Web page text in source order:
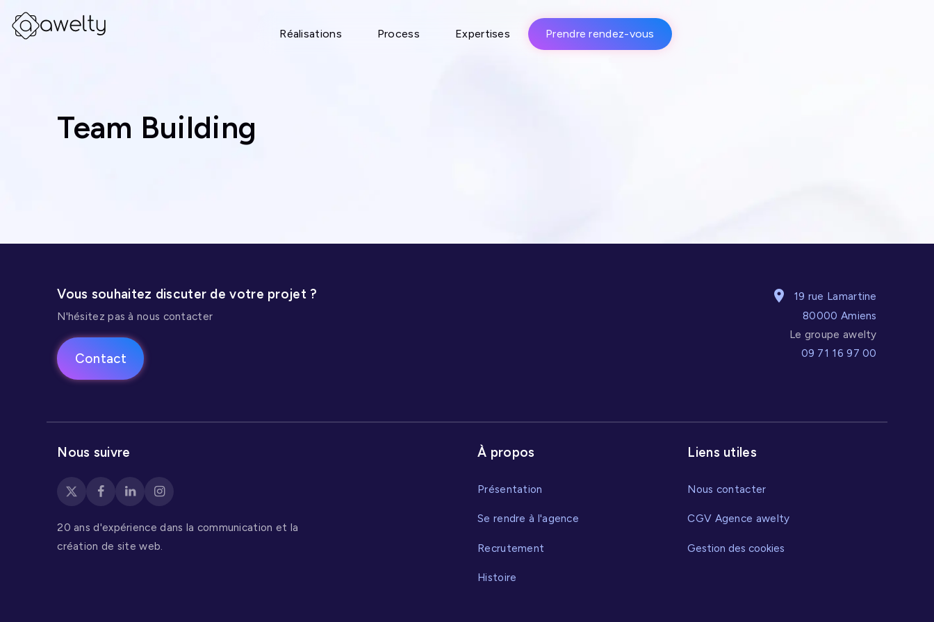
Réalisations Process Expertises Prendre rendez-vous
Team Building
Vous souhaitez discuter de votre projet ?
N'hésitez pas à nous contacter
Contact
19 rue Lamartine
80000 Amiens
Le groupe awelty
09 71 16 97 00
Nous suivre
20 ans d'expérience dans la communication et la
création de site web.
À propos
Présentation
Se rendre à l'agence
Recrutement
Histoire
Liens utiles
Nous contacter
CGV Agence awelty
Gestion des cookies